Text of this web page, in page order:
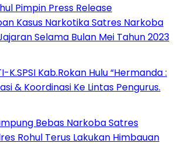
Pimpin Press Release
Kasus Narkotika Satres Narkoba
Selama Bulan Mei Tahun 2023
K.SPSI Kab.Rokan Hulu “Hermanda :
& Koordinasi Ke Lintas Pengurus.
Bebas Narkoba Satres
Rohul Terus Lakukan Himbauan